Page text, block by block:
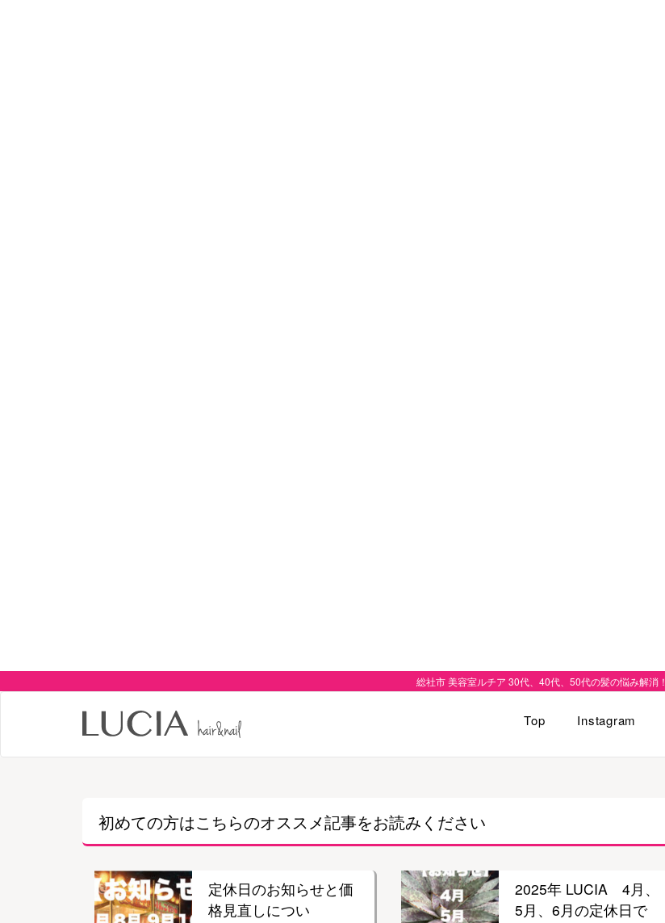
総社市 美容室ルチア 30代、40代、50代の髪の悩み解消！
Top Instagram
初めての方はこちらのオススメ記事をお読みください
定休日のお知らせと価
格見直しについ
2025年 LUCIA 4月、
5月、6月の定休日で